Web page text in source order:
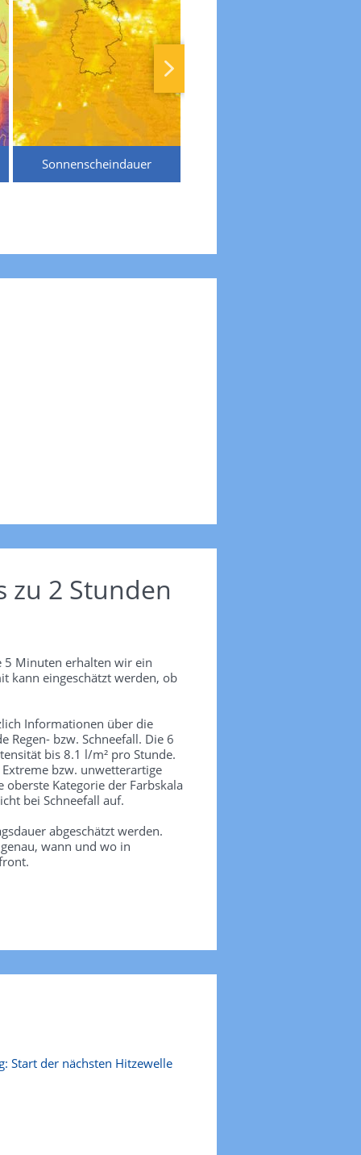
Sonnenscheindauer
zu 2 Stunden
5 Minuten erhalten wir ein
kann eingeschätzt werden, ob
Informationen über die
Regen- bzw. Schneefall. Die 6
bis 8.1 l/m² pro Stunde.
bzw. unwetterartige
Kategorie der Farbskala
bei Schneefall auf.
abgeschätzt werden.
wann und wo in
Start der nächsten Hitzewelle